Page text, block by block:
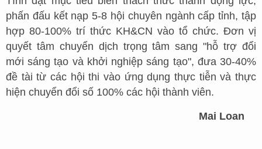
phấn đấu kết nạp 5-8 hội chuyên ngành cấp tỉnh, tập
hợp 80-100% trí thức KH&CN vào tổ chức. Đơn vị
quyết tâm chuyển dịch trọng tâm sang "hỗ trợ đổi
mới sáng tạo và khởi nghiệp sáng tạo", đưa 30-40%
đề tài từ các hội thi vào ứng dụng thực tiễn và thực
hiện chuyển đổi số 100% các hội thành viên.
Mai Loan